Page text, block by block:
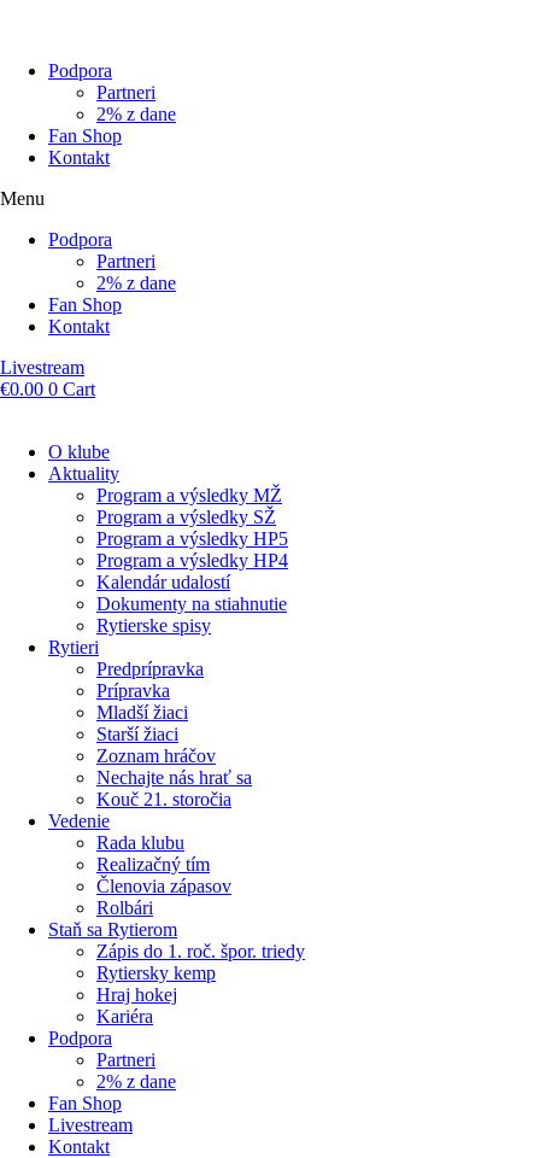
Podpora
Partneri
2% z dane
Fan Shop
Kontakt
Menu
Podpora
Partneri
2% z dane
Fan Shop
Kontakt
Livestream
€0.00 0 Cart
O klube
Aktuality
Program a výsledky MŽ
Program a výsledky SŽ
Program a výsledky HP5
Program a výsledky HP4
Kalendár udalostí
Dokumenty na stiahnutie
Rytierske spisy
Rytieri
Predprípravka
Prípravka
Mladší žiaci
Starší žiaci
Zoznam hráčov
Nechajte nás hrať sa
Kouč 21. storočia
Vedenie
Rada klubu
Realizačný tím
Členovia zápasov
Rolbári
Staň sa Rytierom
Zápis do 1. roč. špor. triedy
Rytiersky kemp
Hraj hokej
Kariéra
Podpora
Partneri
2% z dane
Fan Shop
Livestream
Kontakt